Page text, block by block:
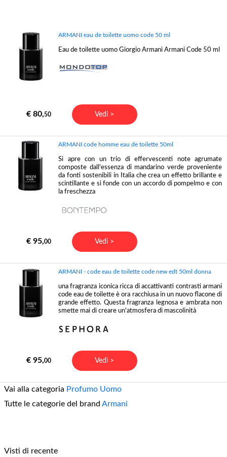
ARMANI eau de toilette uomo code 50 ml
Eau de toilette uomo Giorgio Armani Armani Code 50 ml
€ 80,50 Vedi >
ARMANI code homme eau de toilette 50ml
Si apre con un trio di effervescenti note agrumate
composte dall'essenza di mandarino verde proveniente
da fonti sostenibili in Italia che crea un effetto brillante e
scintillante e si fonde con un accordo di pompelmo e con
la freschezza
€ 95,00 Vedi >
ARMANI - code eau de toilette code new edt 50ml donna
una fragranza iconica ricca di accattivanti contrasti armani
code eau de toilette è ora racchiusa in un nuovo flacone di
grande effetto. Questa fragranza legnosa e ambrata non
smette mai di creare un'atmosfera di mascolinità
€ 95,00 Vedi >
Vai alla categoria Profumo Uomo
Tutte le categorie del brand Armani
Visti di recente